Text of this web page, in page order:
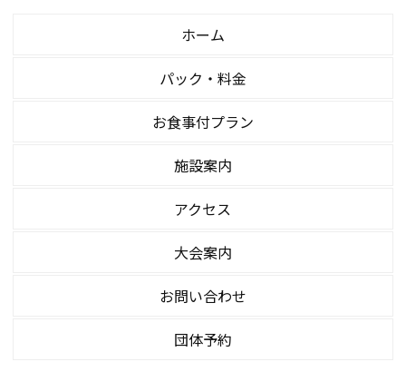
ホーム
パック・料金
お食事付プラン
施設案内
アクセス
大会案内
お問い合わせ
団体予約